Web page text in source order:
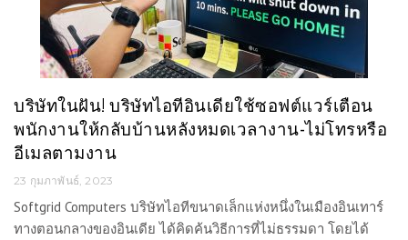
บริษัทในฝัน! บริษัทไอทีอินเดียใช้ซอฟต์แวร์เตือน
พนักงานให้กลับบ้านหลังหมดเวลางาน-ไม่โทรหรือ
อีเมลตามงาน
23 กุมภาพันธ์, 2023
Softgrid Computers บริษัทไอทีขนาดเล็กแห่งหนึ่งในเมืองอินเทาร์
ทางตอนกลางของอินเดีย ได้คิดค้นวิธีการที่ไม่ธรรมดา โดยได้